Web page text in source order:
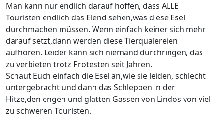
Man kann nur endlich darauf hoffen, dass ALLE
Touristen endlich das Elend sehen,was diese Esel
durchmachen müssen. Wenn einfach keiner sich mehr
darauf setzt,dann werden diese Tierquälereien
aufhören. Leider kann sich niemand durchringen, das
zu verbieten trotz Protesten seit Jahren.
Schaut Euch einfach die Esel an,wie sie leiden, schlecht
untergebracht und dann das Schleppen in der
Hitze,den engen und glatten Gassen von Lindos von viel
zu schweren Touristen.